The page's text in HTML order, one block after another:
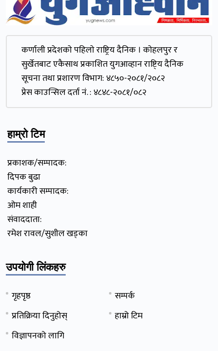
कर्णाली प्रदेशकाे पहिलाे राष्ट्रिय दैनिक । काेहलपुर र
सुर्खेतबाट एकैसाथ प्रकाशित युगआव्हान राष्टि्य दैनिक
सूचना तथा प्रशारण विभाग: ४८५०-२०८१/२०८२
प्रेस काउन्सिल दर्ता नं. : ४८४८-२०८१/०८२
हाम्रो टिम
प्रकाशक/सम्पादक:
दिपक बुढा
कार्यकारी सम्पादक:
ओम शाही
संवाददाता:
रमेश रावल/सुशील खड्का
उपयोगी लिंकहरु
गृहपृष्ठ
सम्पर्क
प्रतिक्रिया दिनुहोस्
हाम्रो टिम
विज्ञापनको लागि